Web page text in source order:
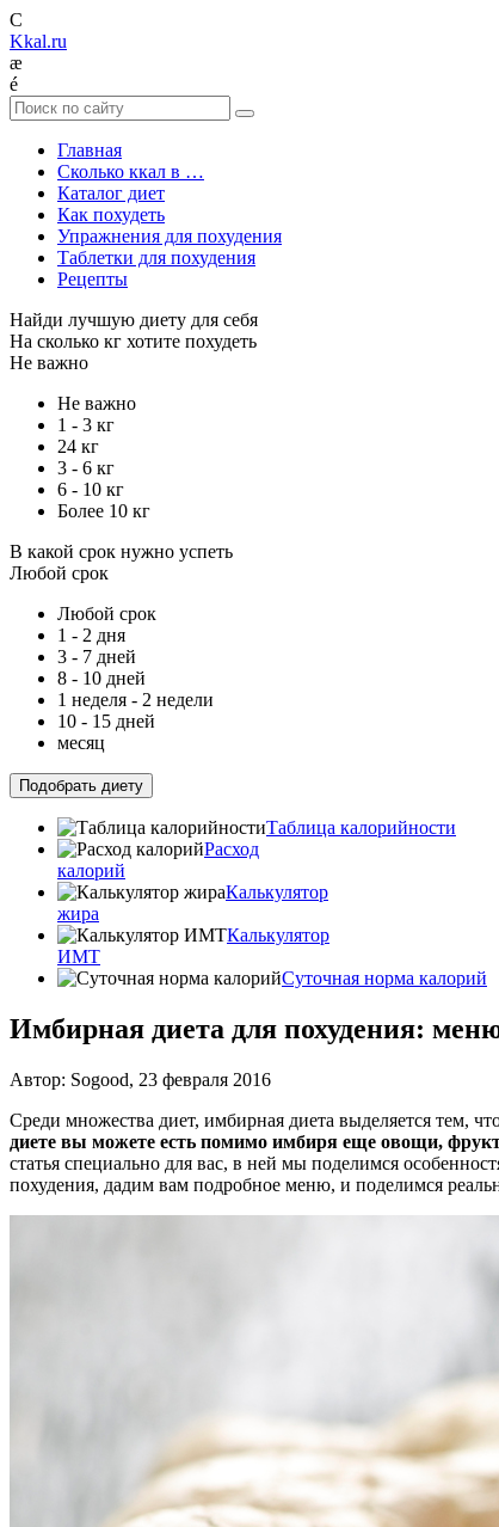
C
Kkal.ru
æ
é
Главная
Сколько ккал в …
Каталог диет
Как похудеть
Упражнения для похудения
Таблетки для похудения
Рецепты
Найди лучшую диету для себя
На сколько кг хотите похудеть
Не важно
Не важно
1 - 3 кг
24 кг
3 - 6 кг
6 - 10 кг
Более 10 кг
В какой срок нужно успеть
Любой срок
Любой срок
1 - 2 дня
3 - 7 дней
8 - 10 дней
1 неделя - 2 недели
10 - 15 дней
месяц
Подобрать диету
Таблица калорийности
Расход
калорий
Калькулятор
жира
Калькулятор
ИМТ
Суточная норма калорий
Имбирная диета для похудения:
Автор: Sogood, 23 февраля 2016
Среди множества диет, имбирная диета выделяется тем,
диете вы можете есть помимо имбиря еще овощи,
статья специально для вас, в ней мы поделимся
похудения, дадим вам подробное меню, и поделимся